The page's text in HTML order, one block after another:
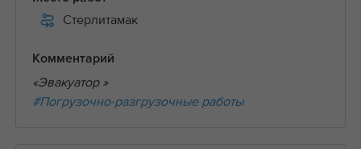
Стерлитамак
Комментарий
«Эвакуатор »
#Погрузочно-разгрузочные работы